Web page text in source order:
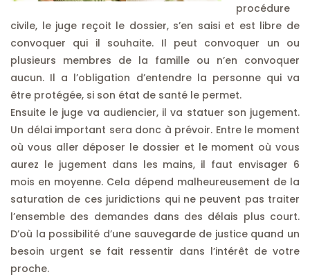
procédure
civile, le juge reçoit le dossier, s’en saisi et est libre de
convoquer qui il souhaite. Il peut convoquer un ou
plusieurs membres de la famille ou n’en convoquer
aucun. Il a l’obligation d’entendre la personne qui va
être protégée, si son état de santé le permet.
Ensuite le juge va audiencier, il va statuer son jugement.
Un délai important sera donc à prévoir. Entre le moment
où vous aller déposer le dossier et le moment où vous
aurez le jugement dans les mains, il faut envisager 6
mois en moyenne. Cela dépend malheureusement de la
saturation de ces juridictions qui ne peuvent pas traiter
l’ensemble des demandes dans des délais plus court.
D’où la possibilité d’une sauvegarde de justice quand un
besoin urgent se fait ressentir dans l’intérêt de votre
proche.